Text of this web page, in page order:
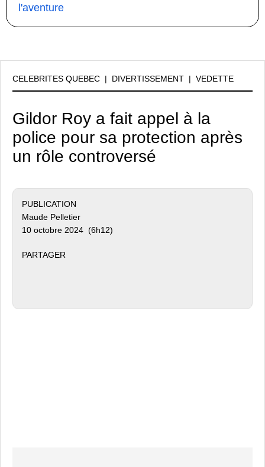
l'aventure
CELEBRITES QUEBEC | DIVERTISSEMENT | VEDETTE
Gildor Roy a fait appel à la
police pour sa protection après
un rôle controversé
PUBLICATION
Maude Pelletier
10 octobre 2024 (6h12)
PARTAGER